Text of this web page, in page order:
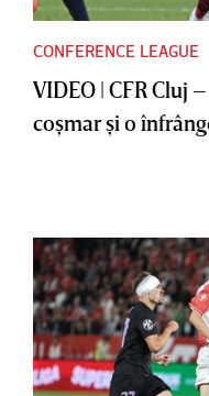
CONFERENCE LEAGUE
VIDEO | CFR Cluj
coşmar şi o